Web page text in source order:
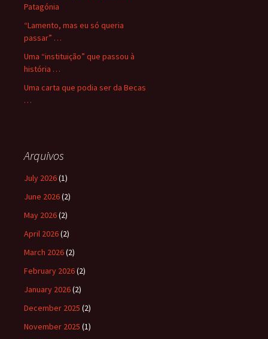
Patagónia
“Lamento, mas eu só queria
passar” …
Uma “instituição” que passou à
história …
Uma carta que podia ser da Becas
…
Arquivos
July 2026(1)
June 2026(2)
May 2026(2)
April 2026(2)
March 2026(2)
February 2026(2)
January 2026(2)
December 2025 (2)
November 2025 (1)